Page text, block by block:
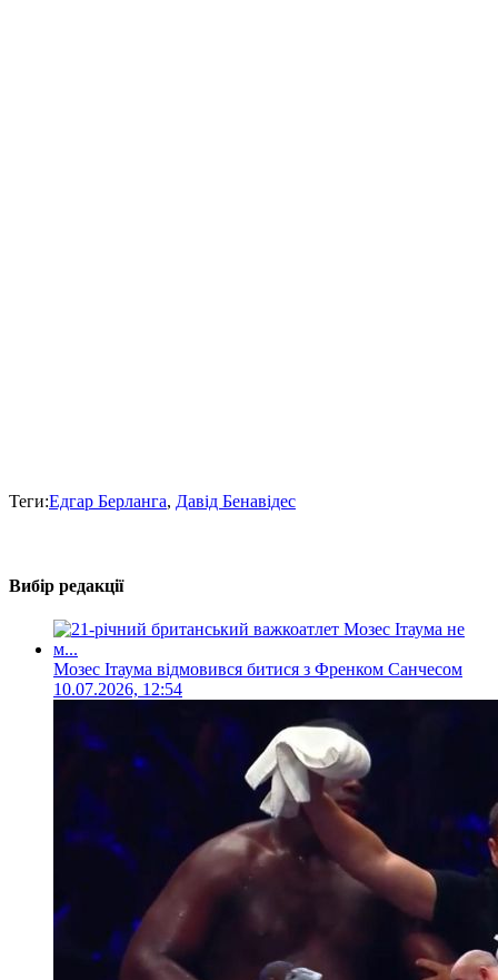
Теги:Едгар Берланга, Давід Бенавідес
Вибір редакції
Мозес Ітаума відмовився битися з Френком Санчесом
10.07.2026, 12:54